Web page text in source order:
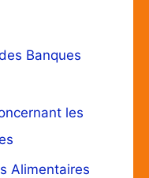
Banques
les
Alimentaires